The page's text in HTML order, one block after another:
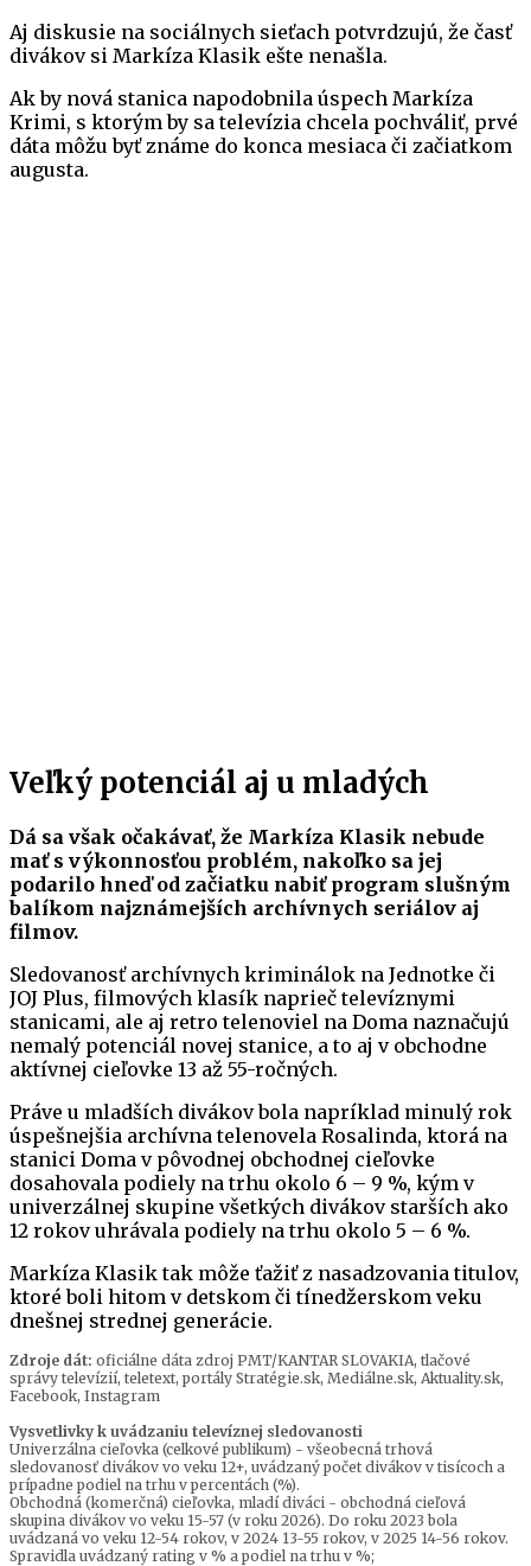
Aj diskusie na sociálnych sieťach potvrdzujú, že časť
divákov si Markíza Klasik ešte nenašla.
Ak by nová stanica napodobnila úspech Markíza
Krimi, s ktorým by sa televízia chcela pochváliť, prvé
dáta môžu byť známe do konca mesiaca či začiatkom
augusta.
Veľký potenciál aj u mladých
Dá sa však očakávať, že Markíza Klasik nebude
mať s výkonnosťou problém, nakoľko sa jej
podarilo hneď od začiatku nabiť program slušným
balíkom najznámejších archívnych seriálov aj
filmov.
Sledovanosť archívnych kriminálok na Jednotke či
JOJ Plus, filmových klasík naprieč televíznymi
stanicami, ale aj retro telenoviel na Doma naznačujú
nemalý potenciál novej stanice, a to aj v obchodne
aktívnej cieľovke 13 až 55-ročných.
Práve u mladších divákov bola napríklad minulý rok
úspešnejšia archívna telenovela Rosalinda, ktorá na
stanici Doma v pôvodnej obchodnej cieľovke
dosahovala podiely na trhu okolo 6 – 9 %, kým v
univerzálnej skupine všetkých divákov starších ako
12 rokov uhrávala podiely na trhu okolo 5 – 6 %.
Markíza Klasik tak môže ťažiť z nasadzovania titulov,
ktoré boli hitom v detskom či tínedžerskom veku
dnešnej strednej generácie.
Zdroje dát: oficiálne dáta zdroj PMT/KANTAR SLOVAKIA, tlačové
správy televízií, teletext, portály Stratégie.sk, Mediálne.sk, Aktuality.sk,
Facebook, Instagram
Vysvetlivky k uvádzaniu televíznej sledovanosti
Univerzálna cieľovka (celkové publikum) - všeobecná trhová
sledovanosť divákov vo veku 12+, uvádzaný počet divákov v tisícoch a
prípadne podiel na trhu v percentách (%).
Obchodná (komerčná) cieľovka, mladí diváci - obchodná cieľová
skupina divákov vo veku 15-57 (v roku 2026). Do roku 2023 bola
uvádzaná vo veku 12-54 rokov, v 2024 13-55 rokov, v 2025 14-56 rokov.
Spravidla uvádzaný rating v % a podiel na trhu v %;